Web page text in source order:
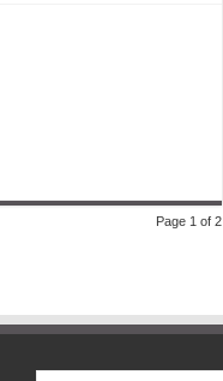
Page 1 of 2